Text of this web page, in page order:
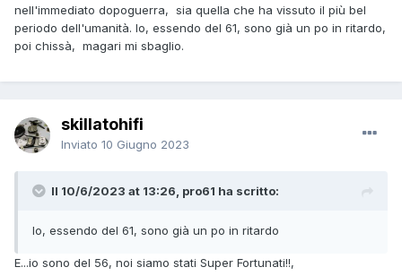
nell'immediato dopoguerra, sia quella che ha vissuto il più bel
periodo dell'umanità. Io, essendo del 61, sono già un po in ritardo,
poi chissà, magari mi sbaglio.
skillatohifi
Inviato 10 Giugno 2023
Il 10/6/2023 at 13:26, pro61 ha scritto:
Io, essendo del 61, sono già un po in ritardo
E...io sono del 56, noi siamo stati Super Fortunati!!,